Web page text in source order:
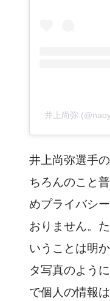
井上尚弥
井上尚弥選手
ちろんのこと
めプライバシ
おりません。
いうことは明
タ写真のよう
で個人の情報